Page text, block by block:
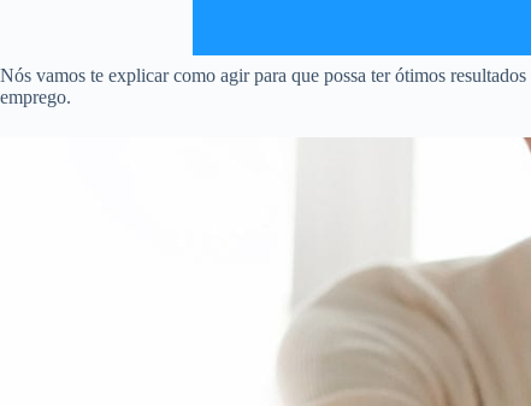
Nós vamos te explicar como agir para que possa ter ótimos
emprego.